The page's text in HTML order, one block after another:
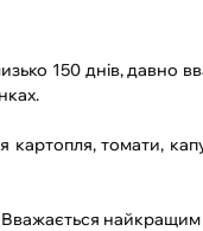
150 днів, давно
картопля, томати,
найкращим